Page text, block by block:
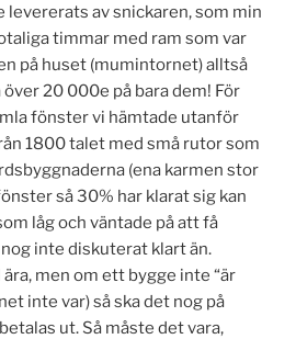
levererats av snickaren, som min
timmar med ram som var
på huset (mumintornet) alltså
20 000e på bara dem! För
fönster vi hämtade utanför
1800 talet med små rutor som
(ena karmen stor
så 30% har klarat sig kan
låg och väntade på att få
inte diskuterat klart än.
men om ett bygge inte “är
inte var) så ska det nog på
ut. Så måste det vara,